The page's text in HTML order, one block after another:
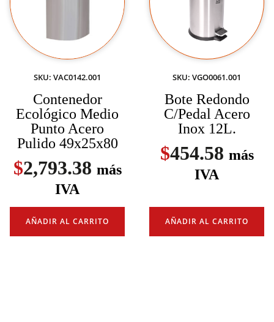
SKU: VAC0142.001
Contenedor
Ecológico Medio
Punto Acero
Pulido 49x25x80
$2,793.38 más
IVA
AÑADIR AL CARRITO
SKU: VGO0061.001
Bote Redondo
C/Pedal Acero
Inox 12L.
$454.58 más
IVA
AÑADIR AL CARRITO